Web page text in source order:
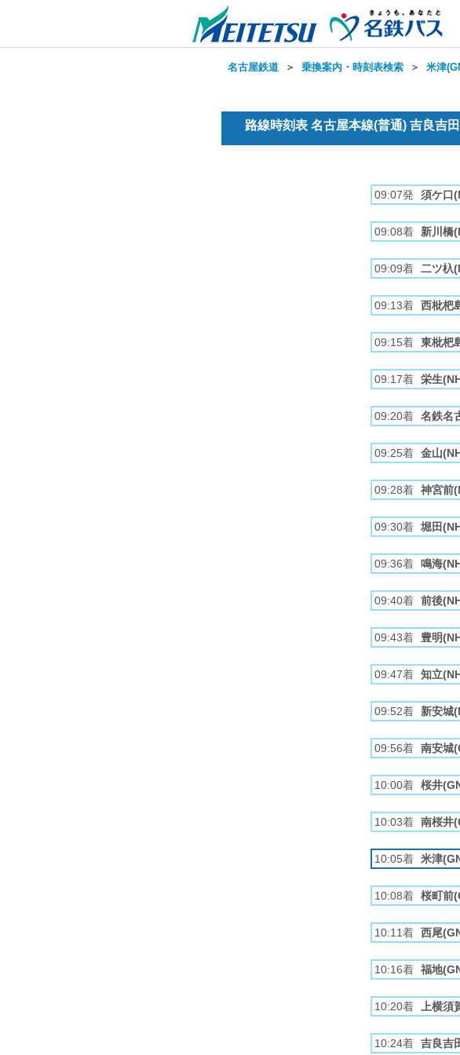
名古屋鉄道 ＞ 乗換案内・時刻表検索 ＞ 米津
路線時刻表 名古屋本線(普通) 吉良吉
09:07発 須ケ口
09:08着 新川橋
09:09着 二ツ杁
09:13着 西枇杷
09:15着 東枇杷
09:17着 栄生
09:20着 名鉄名
09:25着 金山
09:28着 神宮前
09:30着 堀田
09:36着 鳴海
09:40着 前後
09:43着 豊明
09:47着 知立
09:52着 新安城
09:56着 南安城
10:00着 桜井
10:03着 南桜井
10:05着 米津
10:08着 桜町前
10:11着 西尾
10:16着 福地
10:20着 上横須
10:24着 吉良吉